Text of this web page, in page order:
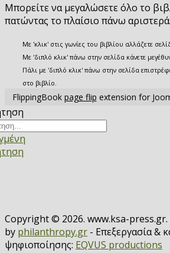
Μπορείτε να μεγαλώσετε όλο το
πατώντας το πλαίσιο πάνω αριστερά.
Με 'κλικ' στις γωνίες του βιβλίου αλλάζετε
Με 'διπλό κλικ' πάνω στην σελίδα κάνετε
Πάλι με 'διπλό κλικ' πάνω στην σελίδα
στο βιβλίο.
FlippingBook page flip extension for
Copyright © 2026. www.ksa-
by philanthropy.gr - Επεξεργασία &
ψηφιοποίησης: EQVUS productions